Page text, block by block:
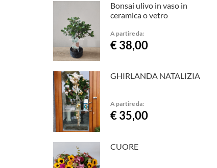
Bonsai ulivo in vaso in
ceramica o vetro
A partire da:
€ 38,00
GHIRLANDA NATALIZIA
A partire da:
€ 35,00
CUORE